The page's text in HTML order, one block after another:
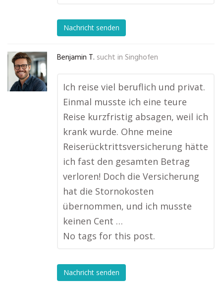
Nachricht senden
Benjamin T. sucht in Singhofen
Ich reise viel beruflich und privat.
Einmal musste ich eine teure
Reise kurzfristig absagen, weil ich
krank wurde. Ohne meine
Reiserücktrittsversicherung hätte
ich fast den gesamten Betrag
verloren! Doch die Versicherung
hat die Stornokosten
übernommen, und ich musste
keinen Cent …
No tags for this post.
Nachricht senden